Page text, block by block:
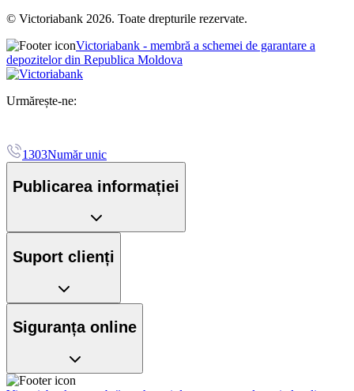
© Victoriabank 2026. Toate drepturile rezervate.
Victoriabank - membră a schemei de garantare a
depozitelor din Republica Moldova
Urmărește-ne:
1303Număr unic
Publicarea informației
Suport clienți
Siguranța online